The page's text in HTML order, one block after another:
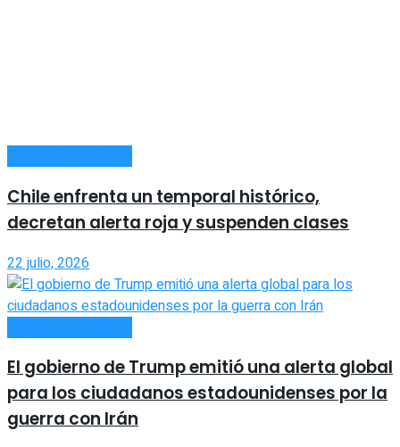
Chile enfrenta un temporal histórico,
decretan alerta roja y suspenden clases
22 julio, 2026
El gobierno de Trump emitió una alerta global
para los ciudadanos estadounidenses por la
guerra con Irán